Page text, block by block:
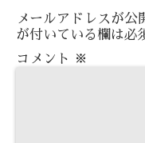
メールアドレスが公
が付いている欄は必
コメント
※